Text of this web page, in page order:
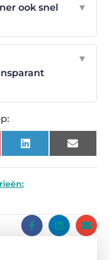
ook snel
▼
▼
LinkedIn Email